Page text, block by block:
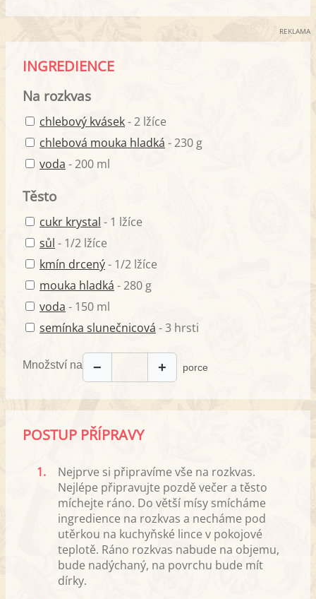
REKLAMA
INGREDIENCE
Na rozkvas
chlebový kvásek- 2 lžíce
chlebová mouka hladká - 230 g
voda - 200 ml
Těsto
cukr krystal - 1 lžíce
sůl - 1/2 lžíce
kmín drcený- 1/2 lžíce
mouka hladká - 280 g
voda - 150 ml
semínka slunečnicová - 3 hrsti
Množství na − + porce
POSTUP PŘÍPRAVY
1.
Nejprve si připravíme vše na rozkvas.
Nejlépe připravujte pozdě večer a těsto
míchejte ráno. Do větší mísy smícháme
ingredience na rozkvas a necháme pod
utěrkou na kuchyňské lince v pokojové
teplotě. Ráno rozkvas nabude na objemu,
bude nadýchaný, na povrchu bude mít
dírky.